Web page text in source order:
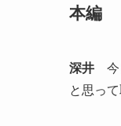
本編
深井 今
と思っ